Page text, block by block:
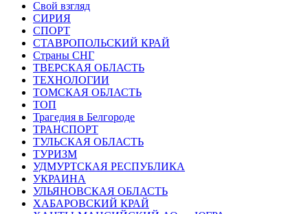
Свой взгляд
СИРИЯ
СПОРТ
СТАВРОПОЛЬСКИЙ КРАЙ
Страны СНГ
ТВЕРСКАЯ ОБЛАСТЬ
ТЕХНОЛОГИИ
ТОМСКАЯ ОБЛАСТЬ
ТОП
Трагедия в Белгороде
ТРАНСПОРТ
ТУЛЬСКАЯ ОБЛАСТЬ
ТУРИЗМ
УДМУРТСКАЯ РЕСПУБЛИКА
УКРАИНА
УЛЬЯНОВСКАЯ ОБЛАСТЬ
ХАБАРОВСКИЙ КРАЙ